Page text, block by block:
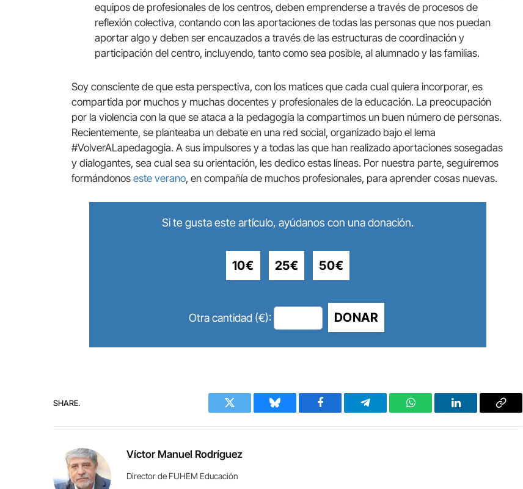
equipos de profesionales de los centros, deben emprenderse a través de procesos de
reflexión colectiva, contando con las aportaciones de todas las personas que nos puedan
aportar algo y deben ser encauzados a través de las estructuras de coordinación y
participación del centro, incluyendo, tanto como sea posible, al alumnado y las familias.
Soy consciente de que esta perspectiva, con los matices que cada cual quiera incorporar, es
compartida por muchos y muchas docentes y profesionales de la educación. La preocupación
por la violencia con la que se ataca a la pedagogía la compartimos un buen número de personas.
Recientemente, se planteaba un debate en una red social, organizado bajo el lema
#VolverALapedagogia. A sus impulsores y a todas las que han realizado aportaciones sosegadas
y dialogantes, sea cual sea su orientación, les dedico estas líneas. Por nuestra parte, seguiremos
formándonoseste verano, en compañía de muchos profesionales, para aprender cosas nuevas.
Si te gusta este artículo, ayúdanos con una donación.
10€ 25€ 50€
Otra cantidad (€): DONAR
SHARE.
Twitter Bluesky Facebook Telegram WhatsAppLinkedIn Copy
Víctor Manuel Rodríguez
Director de FUHEM Educación